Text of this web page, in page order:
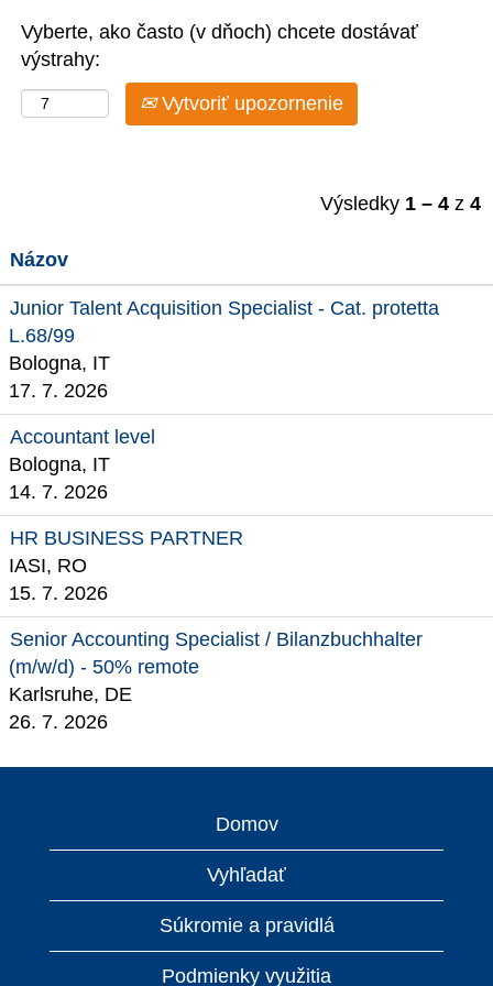
Vyberte, ako často (v dňoch) chcete dostávať
výstrahy:
Vytvoriť upozornenie
Výsledky 1 – 4 z 4
Názov
Junior Talent Acquisition Specialist - Cat. protetta
L.68/99
Bologna, IT
17. 7. 2026
Accountant level
Bologna, IT
14. 7. 2026
HR BUSINESS PARTNER
IASI, RO
15. 7. 2026
Senior Accounting Specialist / Bilanzbuchhalter
(m/w/d) - 50% remote
Karlsruhe, DE
26. 7. 2026
Domov
Vyhľadať
Súkromie a pravidlá
Podmienky využitia